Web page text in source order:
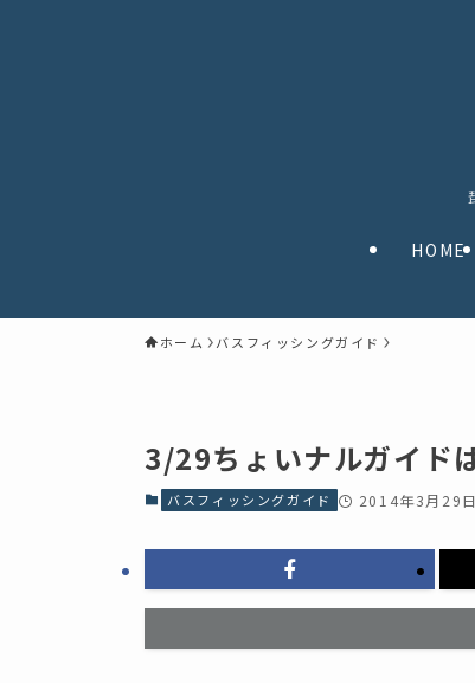
HOME
ホーム バスフィッシングガイド
3/29ちょいナルガイド
バスフィッシングガイド 2014年3月29日